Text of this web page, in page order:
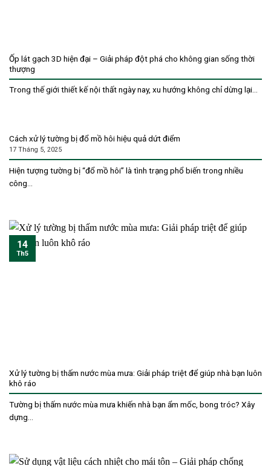
Ốp lát gạch 3D hiện đại – Giải pháp đột phá cho không gian sống thời
thượng
Trong thế giới thiết kế nội thất ngày nay, xu hướng không chỉ dừng lại...
Cách xử lý tường bị đổ mồ hôi hiệu quả dứt điểm
17 Tháng 5, 2025
Hiện tượng tường bị “đổ mồ hôi” là tình trạng phổ biến trong nhiều
công...
Xử lý tường bị thấm nước mùa mưa: Giải pháp triệt để giúp nhà bạn luôn
khô ráo
Tường bị thấm nước mùa mưa khiến nhà bạn ẩm mốc, bong tróc? Xây
dựng...
14
Th5